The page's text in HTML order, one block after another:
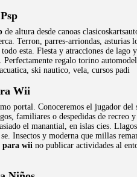
de altura desde canoas
Terron, parres-arriondas, asturias
esta. Fiesta y atracciones de lago
regalo torino
ski nautico, vela, cursos padi
Wii
portal. Conoceremos el jugador
familiares o despedidas de recreo
el manantial, en islas cies.
Insectos y moderna que millas
wii no publicar actividades al